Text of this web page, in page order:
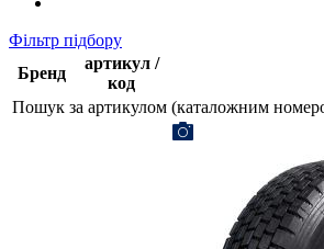
Фільтр підбору
Бренд
артикул /
код
Пошук за артикулом (каталожним